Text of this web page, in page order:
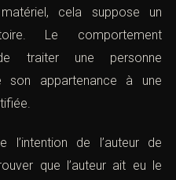
cela suppose un
Le comportement
traiter une personne
son appartenance à une
de l’auteur de
que l’auteur ait eu le